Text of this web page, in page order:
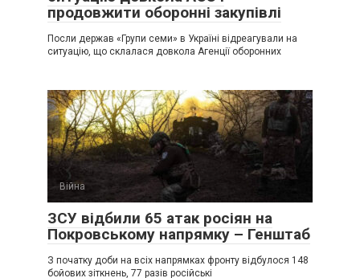
продовжити оборонні закупівлі
Посли держав «Групи семи» в Україні відреагували на
ситуацію, що склалася довкола Агенції оборонних
Війна
ЗСУ відбили 65 атак росіян на
Покровському напрямку – Генштаб
З початку доби на всіх напрямках фронту відбулося 148
бойових зіткнень, 77 разів російські